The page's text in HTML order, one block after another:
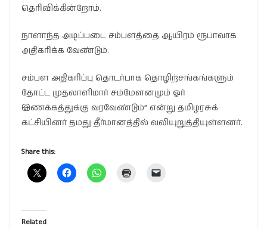
தெரிவிக்கின்றோம்.
நாளாந்த அடிப்படை சம்பளத்தை ஆயிரம் ரூபாவாக
அதிகரிக்க வேண்டும்.
சம்பள அதிகரிப்பு தொடர்பாக தொழிற்சங்கங்களும்
தோட்ட முதலாளிமார் சம்மேளனமும் ஓர்
இணக்கத்துக்கு வரவேண்டும்” என்று தமிழரசுக்
கட்சியினர் தமது தீர்மானத்தில் வலியுறுத்தியுள்ளனர்.
Share this:
Related